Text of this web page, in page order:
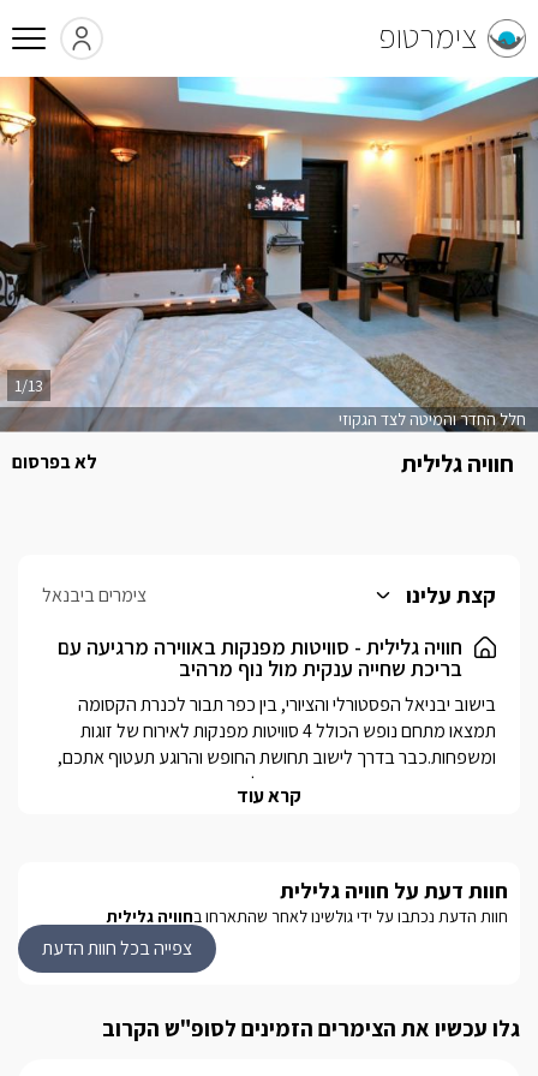
צימרטופ
חוויה גלילית לא בפרסום
חלל החדר והמיטה לצד הגקוזי
1/13
קצת עלינו צימרים ביבנאל
חוויה גלילית - סוויטות מפנקות באווירה מרגיעה עם
בריכת שחייה ענקית מול נוף מרהיב
במתחם חוויה גלילית שוכנות 4 סוויטות מפנקות ורומנטיות סוויטת
קרא עוד
חוות דעת על חוויה גלילית
חוות הדעת נכתבו על ידי גולשינו לאחר שהתארחו בחוויה גלילית
צפייה בכל חוות הדעת
גלו עכשיו את הצימרים הזמינים לסופ"ש הקרוב